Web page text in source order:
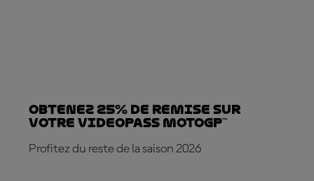
Obtenez 25% de REMISE sur
votre VideoPass MotoGP™
Profitez du reste de la saison 2026